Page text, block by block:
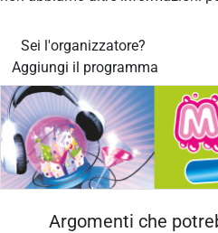
Sei l'organizzatore?
Aggiungi il programma
Argomenti che